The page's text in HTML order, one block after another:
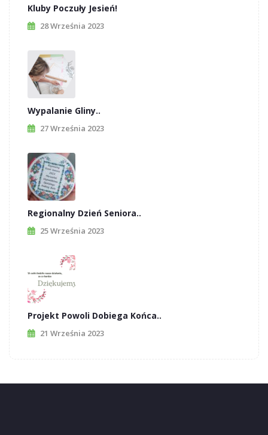
Kluby Poczuły Jesień!
28 Września 2023
Wypalanie Gliny..
27 Września 2023
Regionalny Dzień Seniora..
25 Września 2023
Projekt Powoli Dobiega Końca..
21 Września 2023